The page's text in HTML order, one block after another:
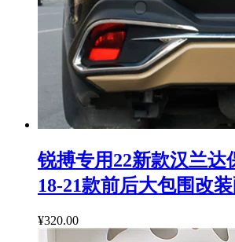
锐搏专用22新款汉兰达
18-21款前后大包围改
¥320.00